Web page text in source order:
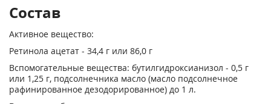
Состав
Активное вещество:
Ретинола ацетат - 34,4 г или 86,0 г
Вспомогательные вещества: бутилгидроксианизол - 0,5 г
или 1,25 г, подсолнечника масло (масло подсолнечное
рафинированное дезодорированное) до 1 л.